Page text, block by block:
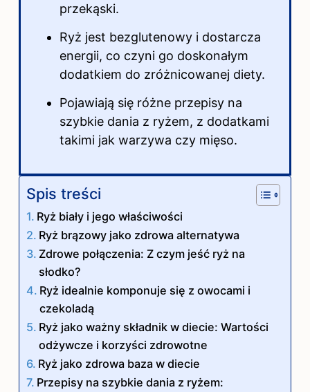
przekąski.
Ryż jest bezglutenowy i dostarcza
energii, co czyni go doskonałym
dodatkiem do zróżnicowanej diety.
Pojawiają się różne przepisy na
szybkie dania z ryżem, z dodatkami
takimi jak warzywa czy mięso.
Spis treści
Ryż biały i jego właściwości
Ryż brązowy jako zdrowa alternatywa
Zdrowe połączenia: Z czym jeść ryż na
słodko?
Ryż idealnie komponuje się z owocami i
czekoladą
Ryż jako ważny składnik w diecie: Wartości
odżywcze i korzyści zdrowotne
Ryż jako zdrowa baza w diecie
Przepisy na szybkie dania z ryżem: